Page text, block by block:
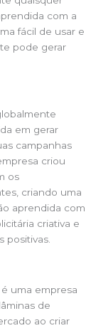
com a
fácil de usar e
pode gerar
em gerar
campanhas
criou
os
criando uma
aprendida com
criativa e
positivas.
uma empresa
de
ao criar